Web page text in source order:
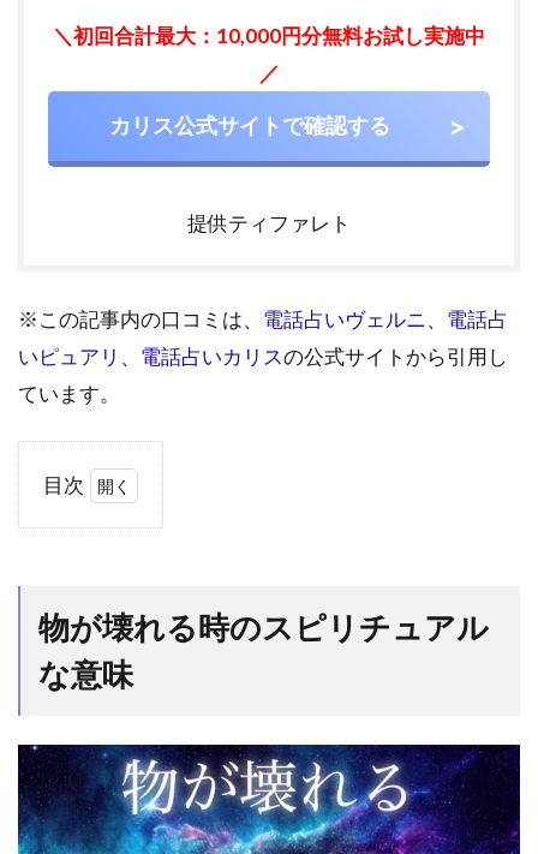
＼初回合計最大：10,000円分無料お試し実施中
／
カリス公式サイトで確認する
提供ティファレト
※この記事内の口コミは、 電話占いヴェルニ、 電話占
いピュアリ 、 電話占いカリスの公式サイトから引用し
ています。
目次
れ
る
時
ピ
チ
ュ
物が壊れる時のスピリチュアル
な意味